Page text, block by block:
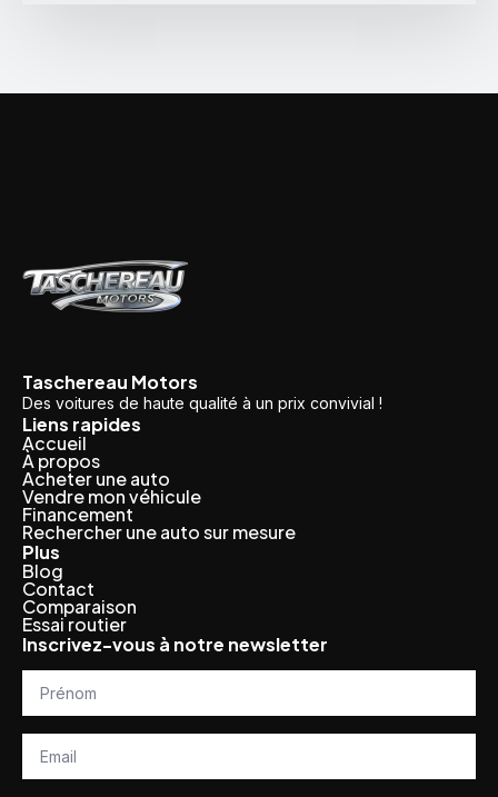
Taschereau Motors
Des voitures de haute qualité à un prix convivial !
Liens rapides
Accueil
À propos
Acheter une auto
Vendre mon véhicule
Financement
Rechercher une auto sur mesure
Plus
Blog
Contact
Comparaison
Essai routier
Inscrivez-vous à notre newsletter
Prénom
Email